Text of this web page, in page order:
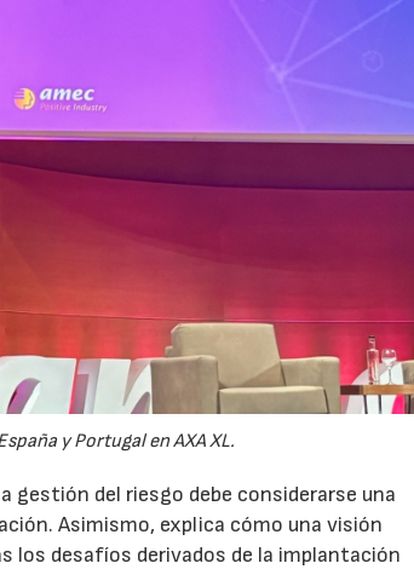
y Portugal en AXA XL.
gestión del riesgo debe considerarse una
Asimismo, explica cómo una visión
los desafíos derivados de la implantación